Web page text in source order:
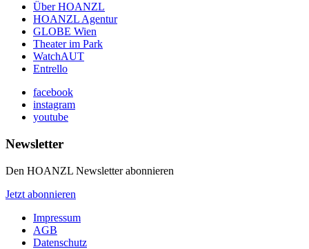
Über HOANZL
HOANZL Agentur
GLOBE Wien
Theater im Park
WatchAUT
Entrello
facebook
instagram
youtube
Newsletter
Den HOANZL Newsletter abonnieren
Jetzt abonnieren
Impressum
AGB
Datenschutz